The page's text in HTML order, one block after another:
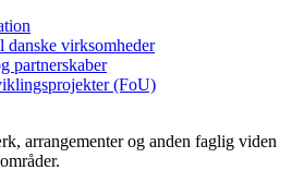
virksomheder
partnerskaber
(FoU)
arrangementer og anden faglig viden